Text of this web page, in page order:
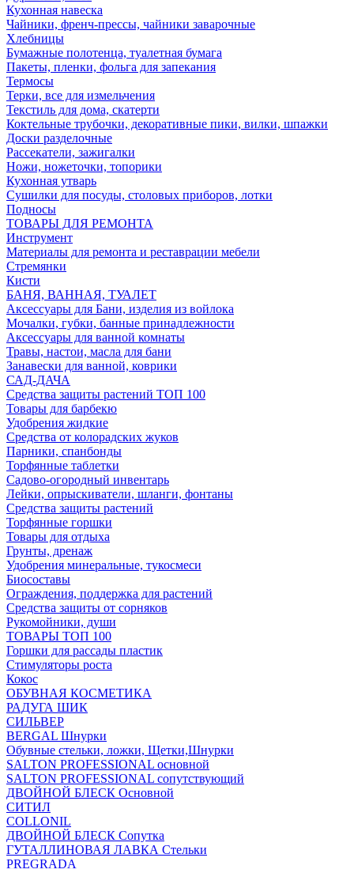
Кухонная навеска
Чайники, френч-прессы, чайники заварочные
Хлебницы
Бумажные полотенца, туалетная бумага
Пакеты, пленки, фольга для запекания
Термосы
Терки, все для измельчения
Текстиль для дома, скатерти
Коктельные трубочки, декоративные пики, вилки, шпажки
Доски разделочные
Рассекатели, зажигалки
Ножи, ножеточки, топорики
Кухонная утварь
Сушилки для посуды, столовых приборов, лотки
Подносы
ТОВАРЫ ДЛЯ РЕМОНТА
Инструмент
Материалы для ремонта и реставрации мебели
Стремянки
Кисти
БАНЯ, ВАННАЯ, ТУАЛЕТ
Аксессуары для Бани, изделия из войлока
Мочалки, губки, банные принадлежности
Аксессуары для ванной комнаты
Травы, настои, масла для бани
Занавески для ванной, коврики
САД-ДАЧА
Средства защиты растений ТОП 100
Товары для барбекю
Удобрения жидкие
Средства от колорадских жуков
Парники, спанбонды
Торфянные таблетки
Садово-огородный инвентарь
Лейки, опрыскиватели, шланги, фонтаны
Средства защиты растений
Торфянные горшки
Товары для отдыха
Грунты, дренаж
Удобрения минеральные, тукосмеси
Биосоставы
Ограждения, поддержка для растений
Средства защиты от сорняков
Рукомойники, души
ТОВАРЫ ТОП 100
Горшки для рассады пластик
Стимуляторы роста
Кокос
ОБУВНАЯ КОСМЕТИКА
РАДУГА ШИК
СИЛЬВЕР
BERGAL Шнурки
Обувные стельки, ложки, Щетки,Шнурки
SALTON PROFESSIONAL основной
SALTON PROFESSIONAL сопутствующий
ДВОЙНОЙ БЛЕСК Основной
СИТИЛ
COLLONIL
ДВОЙНОЙ БЛЕСК Сопутка
ГУТАЛЛИНОВАЯ ЛАВКА Стельки
PREGRADA